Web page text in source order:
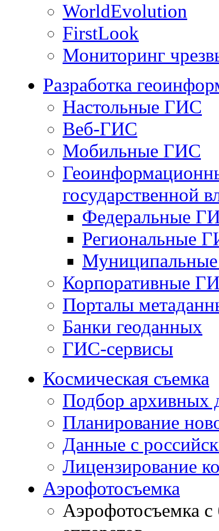
WorldEvolution
FirstLook
Мониторинг
Разработка
Настольные ГИС
Веб-ГИС
Мобильные ГИС
государственной
Федеральные
Региональные
Корпоративные
Порталы
Банки геоданных
ГИС-сервисы
Космическая съемка
Подбор архивных
Планирование
Данные с
Лицензирование
Аэрофотосъемка
Аэрофотосъемка с